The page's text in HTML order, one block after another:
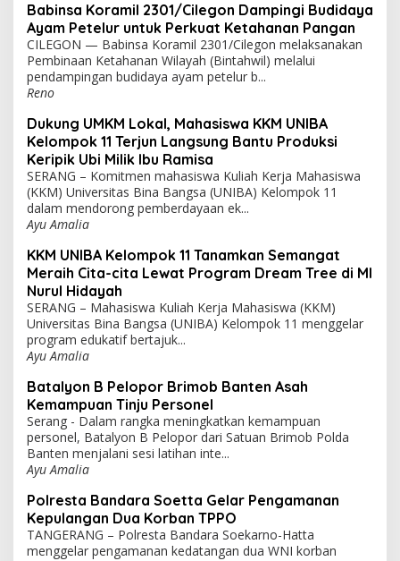
Babinsa Koramil 2301/Cilegon Dampingi Budidaya
Ayam Petelur untuk Perkuat Ketahanan Pangan
CILEGON — Babinsa Koramil 2301/Cilegon melaksanakan
Pembinaan Ketahanan Wilayah (Bintahwil) melalui
pendampingan budidaya ayam petelur b...
Reno
Dukung UMKM Lokal, Mahasiswa KKM UNIBA
Kelompok 11 Terjun Langsung Bantu Produksi
Keripik Ubi Milik Ibu Ramisa
SERANG – Komitmen mahasiswa Kuliah Kerja Mahasiswa
(KKM) Universitas Bina Bangsa (UNIBA) Kelompok 11
dalam mendorong pemberdayaan ek...
Ayu Amalia
KKM UNIBA Kelompok 11 Tanamkan Semangat
Meraih Cita-cita Lewat Program Dream Tree di MI
Nurul Hidayah
SERANG – Mahasiswa Kuliah Kerja Mahasiswa (KKM)
Universitas Bina Bangsa (UNIBA) Kelompok 11 menggelar
program edukatif bertajuk...
Ayu Amalia
Batalyon B Pelopor Brimob Banten Asah
Kemampuan Tinju Personel
Serang - Dalam rangka meningkatkan kemampuan
personel, Batalyon B Pelopor dari Satuan Brimob Polda
Banten menjalani sesi latihan inte...
Ayu Amalia
Polresta Bandara Soetta Gelar Pengamanan
Kepulangan Dua Korban TPPO
TANGERANG – Polresta Bandara Soekarno-Hatta
menggelar pengamanan kedatangan dua WNI korban